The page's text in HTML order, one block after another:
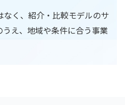
なく、紹介・比較モデルのサ
え、地域や条件に合う事業